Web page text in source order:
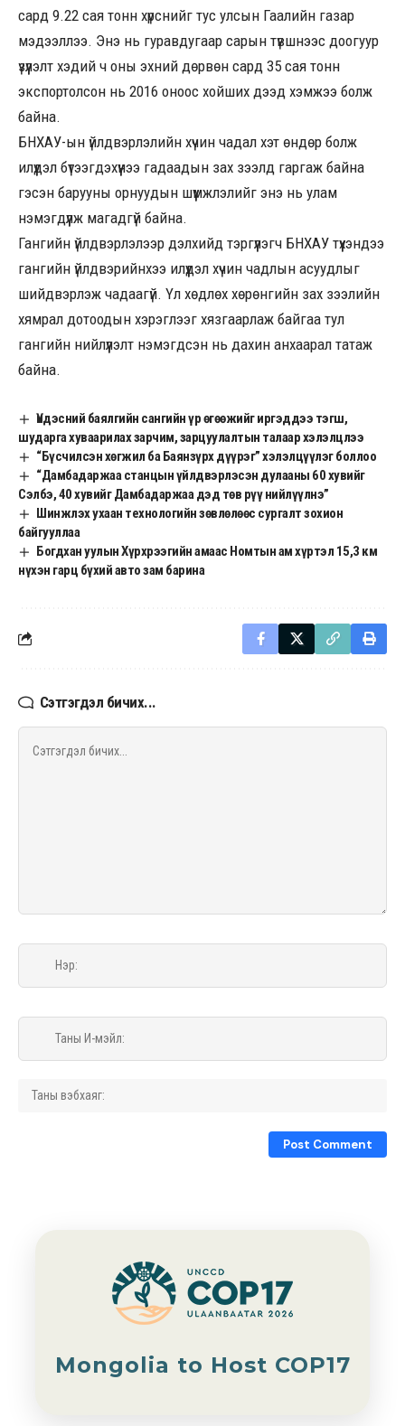
сард 9.22 сая тонн хүрснийг тус улсын Гаалийн газар
мэдээллээ. Энэ нь гуравдугаар сарын түвшнээс доогуур
үзүүлэлт хэдий ч оны эхний дөрвөн сард 35 сая тонн
экспортолсон нь 2016 оноос хойших дээд хэмжээ болж
байна.
БНХАУ-ын үйлдвэрлэлийн хүчин чадал хэт өндөр болж
илүүдэл бүтээгдэхүүнээ гадаадын зах зээлд гаргаж байна
гэсэн барууны орнуудын шүүмжлэлийг энэ нь улам
нэмэгдүүлж магадгүй байна.
Гангийн үйлдвэрлэлээр дэлхийд тэргүүлэгч БНХАУ түүхэндээ
гангийн үйлдвэрийнхээ илүүдэл хүчин чадлын асуудлыг
шийдвэрлэж чадаагүй. Үл хөдлөх хөрөнгийн зах зээлийн
хямрал дотоодын хэрэглээг хязгаарлаж байгаа тул
гангийн нийлүүлэлт нэмэгдсэн нь дахин анхаарал татаж
байна.
Үндэсний баялгийн сангийн үр өгөөжийг иргэддээ тэгш,
шударга хуваарилах зарчим, зарцуулалтын талаар хэлэлцлээ
“Бүсчилсэн хөгжил ба Баянзүрх дүүрэг” хэлэлцүүлэг боллоо
“Дамбадаржаа станцын үйлдвэрлэсэн дулааны 60 хувийг
Сэлбэ, 40 хувийг Дамбадаржаа дэд төв рүү нийлүүлнэ”
Шинжлэх ухаан технологийн зөвлөлөөс сургалт зохион
байгууллаа
Богдхан уулын Хүрхрээгийн амаас Номтын ам хүртэл 15,3 км
нүхэн гарц бүхий авто зам барина
Сэтгэгдэл бичих...
Mongolia to Host COP17